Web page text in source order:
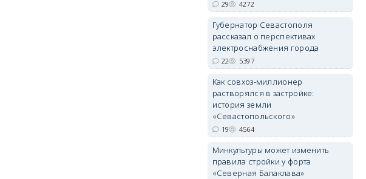
29 4272
Губернатор Севастополя
рассказал о перспективах
электроснабжения города
22 5397
Как совхоз-миллионер
растворялся в застройке:
история земли
«Севастопольского»
19 4564
Минкультуры может изменить
правила стройки у форта
«Северная Балаклава»